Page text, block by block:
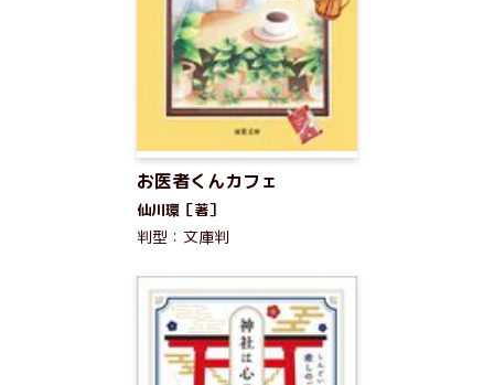
お医者くんカフェ
仙川環［著］
判型：文庫判